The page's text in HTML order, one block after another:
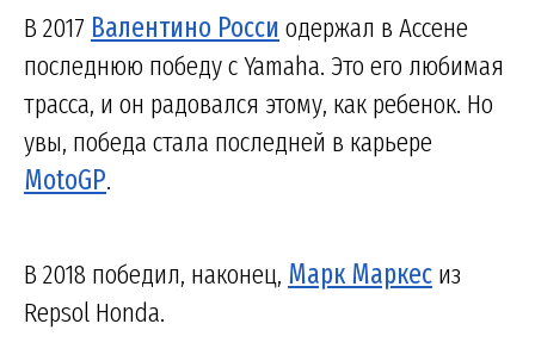
В 2017 Валентино Росси одержал в Ассене
последнюю победу с Yamaha. Это его любимая
трасса, и он радовался этому, как ребенок. Но
увы, победа стала последней в карьере
MotoGP.
В 2018 победил, наконец, Марк Маркес из
Repsol Honda.